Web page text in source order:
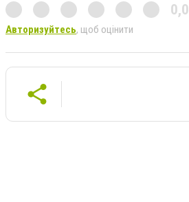
0,0
Авторизуйтесь, щоб оцінити